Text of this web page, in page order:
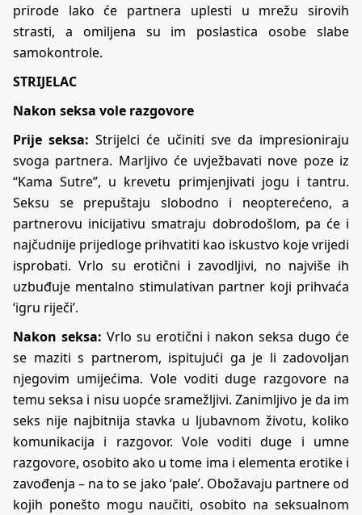
prirode lako će partnera uplesti u mrežu sirovih
strasti, a omiljena su im poslastica osobe slabe
samokontrole.
STRIJELAC
Nakon seksa vole razgovore
Prije seksa: Strijelci će učiniti sve da impresioniraju
svoga partnera. Marljivo će uvježbavati nove poze iz
“Kama Sutre”, u krevetu primjenjivati jogu i tantru.
Seksu se prepuštaju slobodno i neopterećeno, a
partnerovu inicijativu smatraju dobrodošlom, pa će i
najčudnije prijedloge prihvatiti kao iskustvo koje vrijedi
isprobati. Vrlo su erotični i zavodljivi, no najviše ih
uzbuđuje mentalno stimulativan partner koji prihvaća
‘igru riječi’.
Nakon seksa: Vrlo su erotični i nakon seksa dugo će
se maziti s partnerom, ispitujući ga je li zadovoljan
njegovim umijećima. Vole voditi duge razgovore na
temu seksa i nisu uopće sramežljivi. Zanimljivo je da im
seks nije najbitnija stavka u ljubavnom životu, koliko
komunikacija i razgovor. Vole voditi duge i umne
razgovore, osobito ako u tome ima i elementa erotike i
zavođenja – na to se jako ‘pale’. Obožavaju partnere od
kojih ponešto mogu naučiti, osobito na seksualnom